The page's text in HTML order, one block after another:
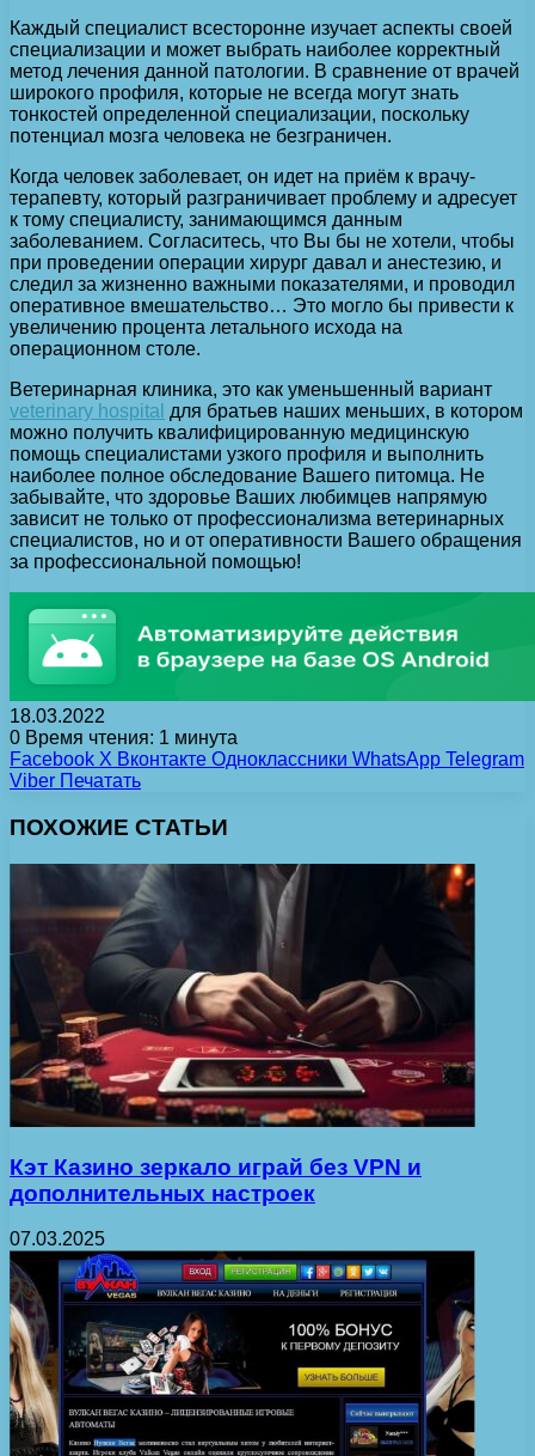
Каждый специалист всесторонне изучает аспекты своей
специализации и может выбрать наиболее корректный
метод лечения данной патологии. В сравнение от врачей
широкого профиля, которые не всегда могут знать
тонкостей определенной специализации, поскольку
потенциал мозга человека не безграничен.
Когда человек заболевает, он идет на приём к врачу-
терапевту, который разграничивает проблему и адресует
к тому специалисту, занимающимся данным
заболеванием. Согласитесь, что Вы бы не хотели, чтобы
при проведении операции хирург давал и анестезию, и
следил за жизненно важными показателями, и проводил
оперативное вмешательство… Это могло бы привести к
увеличению процента летального исхода на
операционном столе.
Ветеринарная клиника, это как уменьшенный вариант
veterinary hospital для братьев наших меньших, в котором
можно получить квалифицированную медицинскую
помощь специалистами узкого профиля и выполнить
наиболее полное обследование Вашего питомца. Не
забывайте, что здоровье Ваших любимцев напрямую
зависит не только от профессионализма ветеринарных
специалистов, но и от оперативности Вашего обращения
за профессиональной помощью!
18.03.2022
0 Время чтения: 1 минута
Facebook X Вконтакте Одноклассники WhatsApp Telegram
Viber Печатать
ПОХОЖИЕ СТАТЬИ
Кэт Казино зеркало играй без VPN и
дополнительных настроек
07.03.2025